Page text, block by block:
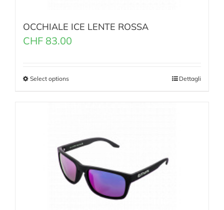
OCCHIALE ICE LENTE ROSSA
CHF 83.00
Select options Dettagli